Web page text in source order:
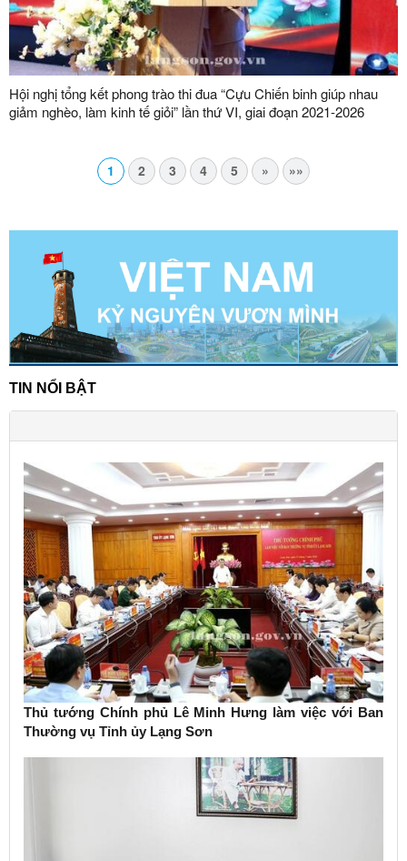
Hội nghị tổng kết phong trào thi đua “Cựu Chiến binh giúp nhau
giảm nghèo, làm kinh tế giỏi” lần thứ VI, giai đoạn 2021-2026
1 2 3 4 5 » »»
TIN NỔI BẬT
Thủ tướng Chính phủ Lê Minh Hưng làm việc với Ban
Thường vụ Tỉnh ủy Lạng Sơn